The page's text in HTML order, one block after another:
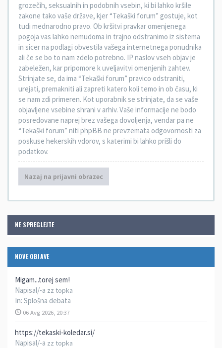
NE SPREGLEJTE
NOVE OBJAVE
Migam...torej sem!
Napisal/-a zz topka
In: Splošna debata
06 Avg 2026, 20:37
https://tekaski-koledar.si/
Napisal/-a zz topka
grozečih, seksualnih in podobnih vsebin, ki bi lahko kršile
zakone tako vaše države, kjer “Tekaški forum” gostuje, kot
tudi mednarodno pravo. Ob kršitvi pravkar omenjenega
pogoja vas lahko nemudoma in trajno odstranimo iz sistema
in sicer na podlagi obvestila vašega internetnega ponudnika
ali če se bo to nam zdelo potrebno. IP naslov vseh objav je
zabeležen, kar pripomore k uveljavitvi omenjenih zahtev.
Strinjate se, da ima “Tekaški forum” pravico odstraniti,
urejati, premakniti ali zapreti katero koli temo in ob času, ki
se nam zdi primeren. Kot uporabnik se strinjate, da se vaše
objavljene vsebine shrani v arhiv. Vaše informacije ne bodo
posredovane naprej brez vašega dovoljenja, vendar pa ne
“Tekaški forum” niti phpBB ne prevzemata odgovornosti za
poskuse hekerskih vdorov, s katerimi bi lahko prišli do
podatkov.
Nazaj na prijavni obrazec